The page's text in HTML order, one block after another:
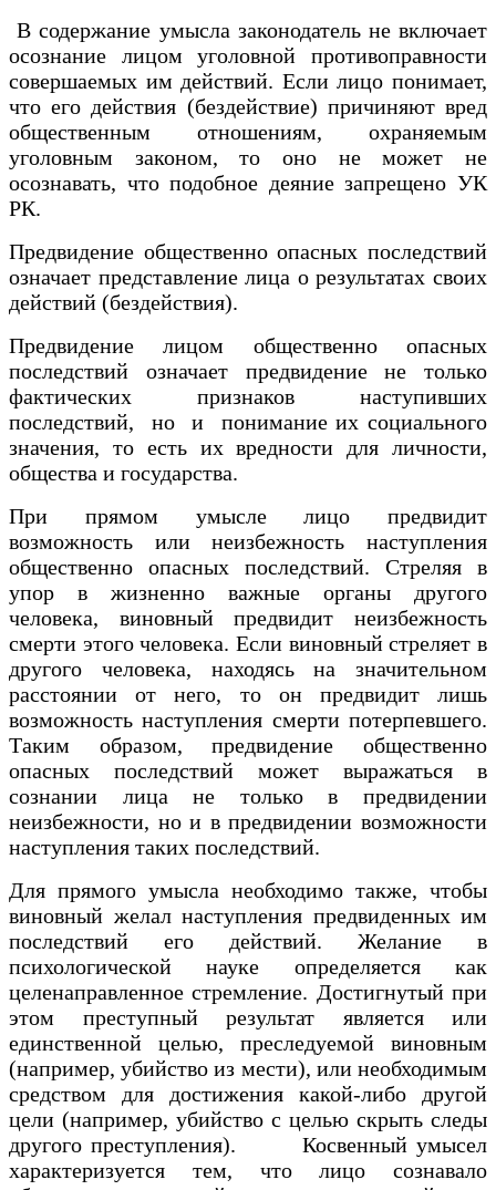
В содержание умысла законодатель не включает
осознание лицом уголовной противоправности
совершаемых им действий. Если лицо понимает,
что его действия (бездействие) причиняют вред
общественным отношениям, охраняемым
уголовным законом, то оно не может не
осознавать, что подобное деяние запрещено УК
РК.
Предвидение общественно опасных последствий
означает представление лица о результатах своих
действий (бездействия).
Предвидение лицом общественно опасных
последствий означает предвидение не только
фактических признаков наступивших
последствий, но и понимание их социального
значения, то есть их вредности для личности,
общества и государства.
При прямом умысле лицо предвидит
возможность или неизбежность наступления
общественно опасных последствий. Стреляя в
упор в жизненно важные органы другого
человека, виновный предвидит неизбежность
смерти этого человека. Если виновный стреляет в
другого человека, находясь на значительном
расстоянии от него, то он предвидит лишь
возможность наступления смерти потерпевшего.
Таким образом, предвидение общественно
опасных последствий может выражаться в
сознании лица не только в предвидении
неизбежности, но и в предвидении возможности
наступления таких последствий.
Для прямого умысла необходимо также, чтобы
виновный желал наступления предвиденных им
последствий его действий. Желание в
психологической науке определяется как
целенаправленное стремление. Достигнутый при
этом преступный результат является или
единственной целью, преследуемой виновным
(например, убийство из мести), или необходимым
средством для достижения какой-либо другой
цели (например, убийство с целью скрыть следы
другого преступления). Косвенный умысел
характеризуется тем, что лицо сознавало